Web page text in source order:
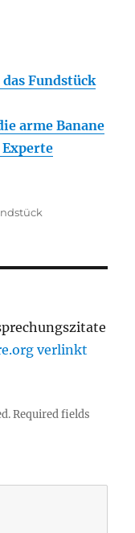
das Fundstück
arme Banane
verlinkt
Required fields